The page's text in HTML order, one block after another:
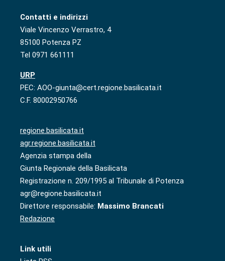
Contatti e indirizzi
Viale Vincenzo Verrastro, 4
85100 Potenza PZ
Tel 0971 661111
URP
PEC: AOO-giunta@cert.regione.basilicata.it
C.F. 80002950766
regione.basilicata.it
agr.regione.basilicata.it
Agenzia stampa della
Giunta Regionale della Basilicata
Registrazione n. 209/1995 al Tribunale di Potenza
agr@regione.basilicata.it
Direttore responsabile: Massimo Brancati
Redazione
Link utili